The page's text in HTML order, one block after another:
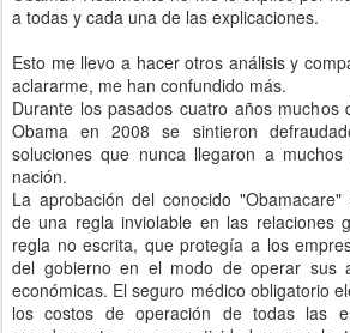
a todas y cada una de las explicaciones.
Esto me llevo a hacer otros análisis y
aclararme, me han confundido más.
Durante los pasados cuatro años
Obama en 2008 se sintieron
soluciones que nunca llegaron a
nación.
La aprobación del conocido
de una regla inviolable en las relaciones
regla no escrita, que protegía a los
del gobierno en el modo de operar sus
económicas. El seguro médico obligatorio
los costos de operación de todas las